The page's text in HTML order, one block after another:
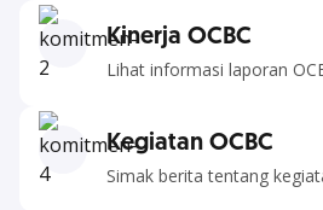
Kinerja OCBC
Lihat informasi laporan
Kegiatan OCBC
Simak berita tentang